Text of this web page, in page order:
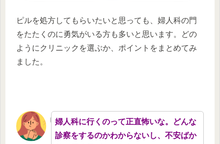
ピルを処方してもらいたいと思っても、婦人科の門
をたたくのに勇気がいる方も多いと思います。どの
ようにクリニックを選ぶか、ポイントをまとめてみ
ました。
婦人科に行くのって正直怖いな。どんな
診察をするのかわからないし、不安ばか